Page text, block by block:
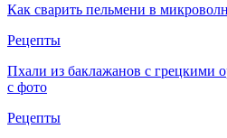
Как сварить пельмени в
Рецепты
Пхали из баклажанов с грецкими
с фото
Рецепты